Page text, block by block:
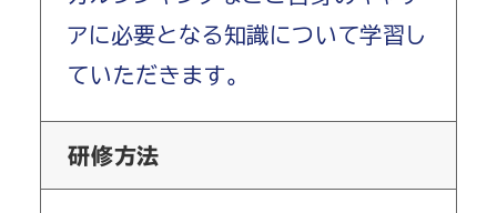
アに必要となる知識について学習し
ていただきます。
研修方法